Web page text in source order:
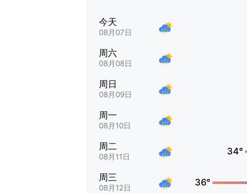
今天
08月07日
周六
08月08日
周日
08月09日
周一
08月10日
周二
08月11日
34°
周三
08月12日
36°